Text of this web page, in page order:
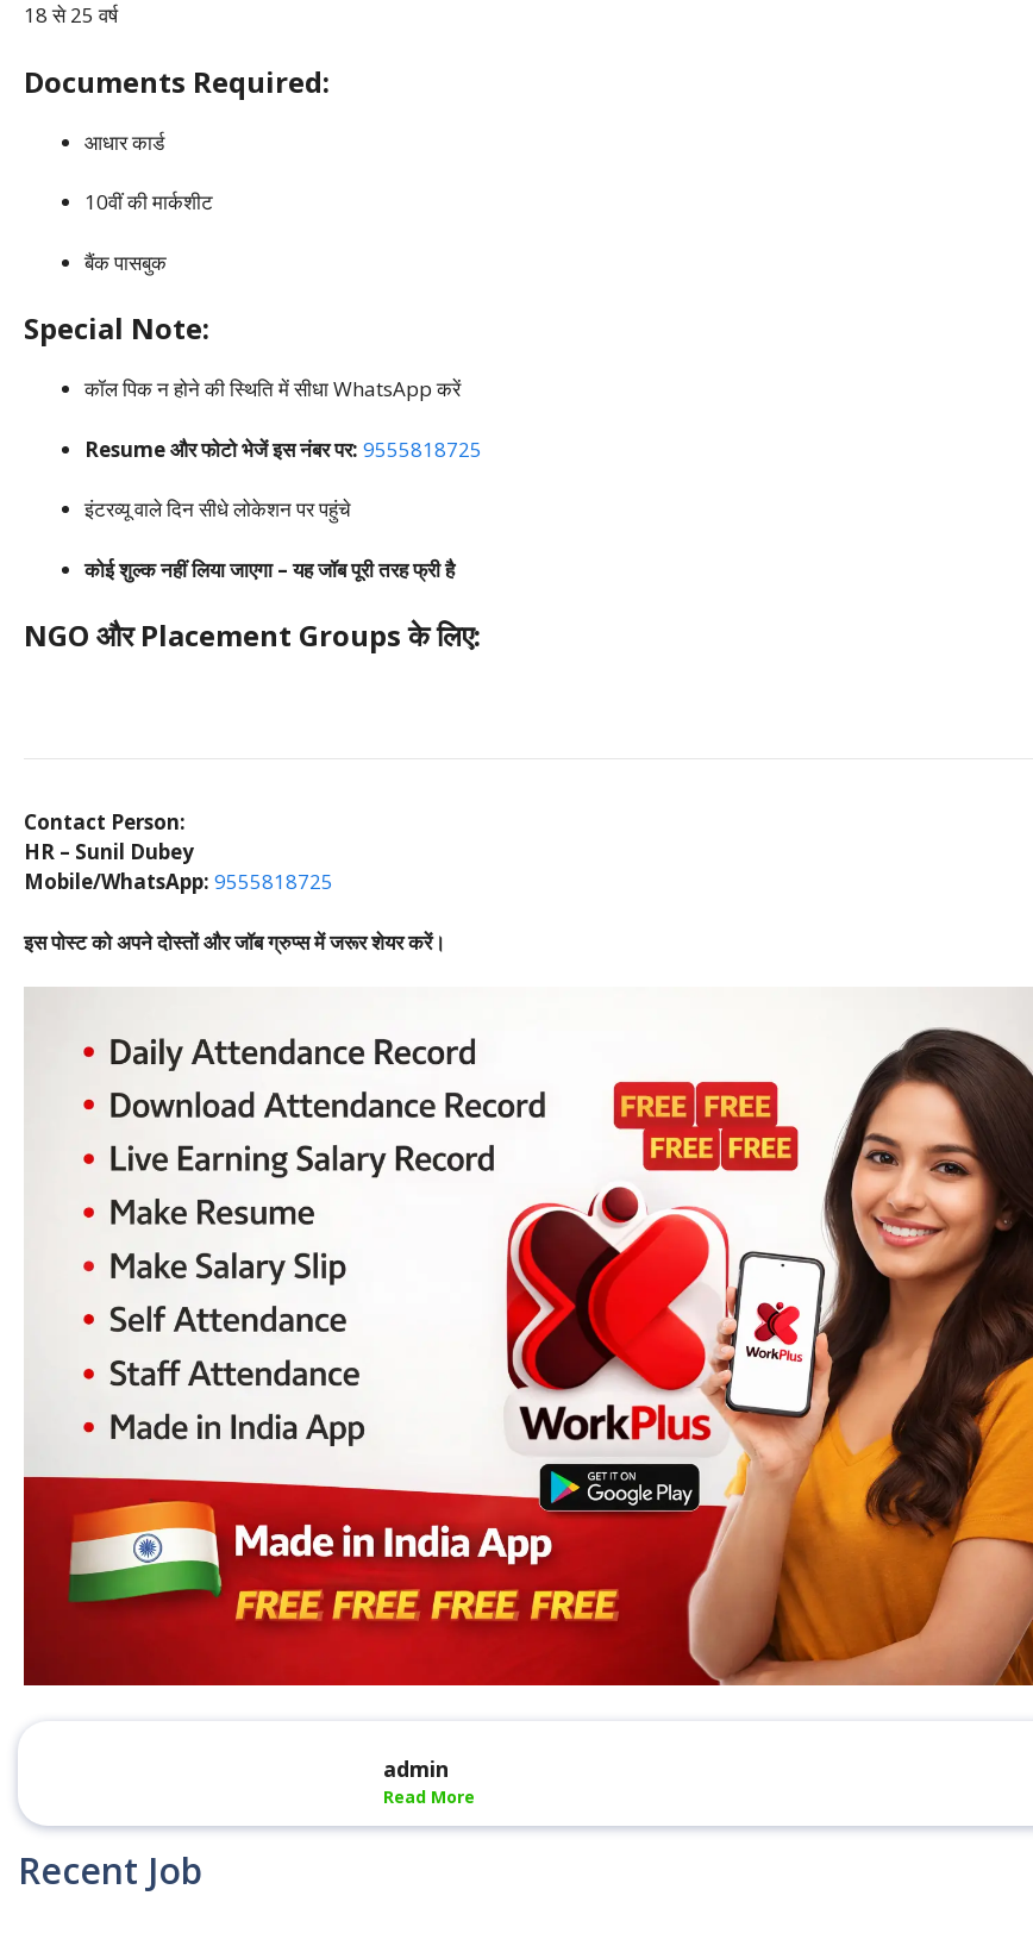
18 से 25 वर्ष
Documents Required:
आधार कार्ड
10वीं की मार्कशीट
बैंक पासबुक
Special Note:
कॉल पिक न होने की स्थिति में सीधा WhatsApp करें
Resume और फोटो भेजें इस नंबर पर: 9555818725
इंटरव्यू वाले दिन सीधे लोकेशन पर पहुंचे
कोई शुल्क नहीं लिया जाएगा – यह जॉब पूरी तरह फ्री है
NGO और Placement Groups के लिए:
Contact Person:
HR – Sunil Dubey
Mobile/WhatsApp: 9555818725
इस पोस्ट को अपने दोस्तों और जॉब ग्रुप्स में जरूर शेयर करें।
admin
Read More
Recent Job